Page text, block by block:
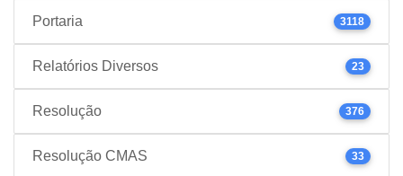
Portaria 3118
Relatórios Diversos 23
Resolução 376
Resolução CMAS 33